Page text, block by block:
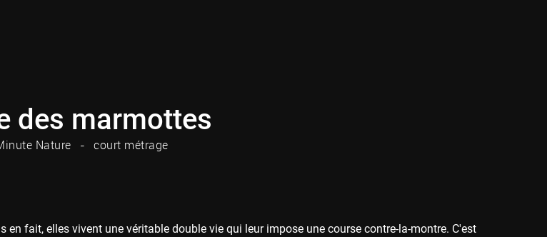
des marmottes
Nature court métrage
en fait, elles vivent une véritable double vie qui leur impose une course contre-la-montre. C'est